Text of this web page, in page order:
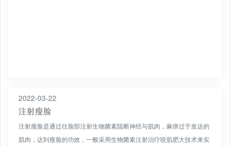
2022-03-22
注射瘦脸
注射瘦脸是通过往脸部注射生物菌素阻断神经与肌肉，麻痹过于发达的
肌肉，达到瘦脸的功效，一般采用生物菌素注射治疗咬肌肥大技术来实